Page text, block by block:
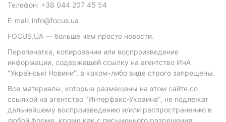
Телефон: +38 044 207 45 54
E-mail: info@focus.ua
FOCUS.UA — больше чем просто новости.
Перепечатка, копирование или воспроизведение
информации, содержащей ссылку на агентство ИнА
"Українські Новини", в каком-либо виде строго запрещены.
Все материалы, которые размещены на этом сайте со
ссылкой на агентство "Интерфакс-Украина", не подлежат
дальнейшему воспроизведению и/или распространению в
любой форме, кроме как с письменного разрешения